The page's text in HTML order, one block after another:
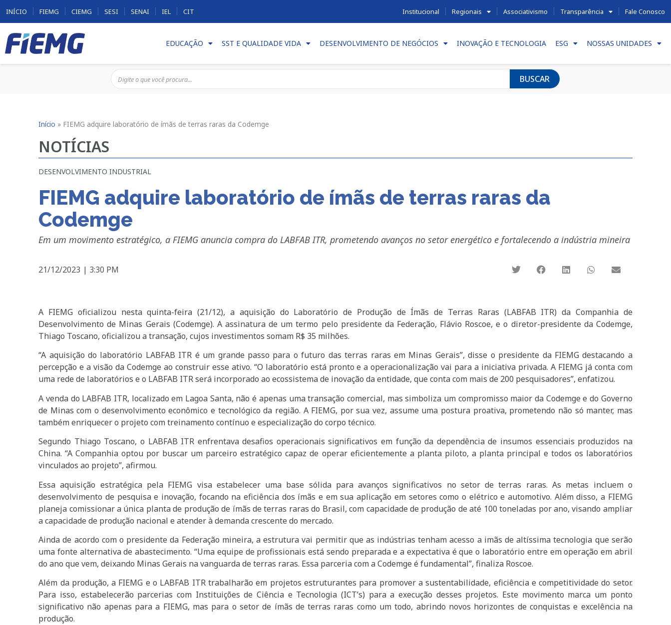
INÍCIO FIEMG CIEMG SESI SENAI IEL CIT Institucional Regionais Associativismo Transparência Fale Conosco
EDUCAÇÃO SST E QUALIDADE VIDA DESENVOLVIMENTO DE NEGÓCIOS INOVAÇÃO E TECNOLOGIA ESG NOSSAS UNIDADES
BUSCAR
Início » FIEMG adquire laboratório de ímãs de terras raras da Codemge
NOTÍCIAS
DESENVOLVIMENTO INDUSTRIAL
FIEMG adquire laboratório de ímãs de terras raras da
Codemge
Em um movimento estratégico, a FIEMG anuncia compra do LABFAB ITR, prometendo avanços no setor energético e fortalecendo a indústria mineira
21/12/2023 | 3:30 PM
A FIEMG oficializou nesta quinta-feira (21/12), a aquisição do Laboratório de Produção de Ímãs de Terras Raras (LABFAB ITR) da Companhia de
Desenvolvimento de Minas Gerais (Codemge). A assinatura de um termo pelo presidente da Federação, Flávio Roscoe, e o diretor-presidente da Codemge,
Thiago Toscano, oficializou a transação, cujos investimentos somam R$ 35 milhões.
“A aquisição do laboratório LABFAB ITR é um grande passo para o futuro das terras raras em Minas Gerais”, disse o presidente da FIEMG destacando a
percepção e a visão da Codemge ao construir esse ativo. “O laboratório está pronto e a operacionalização vai para a iniciativa privada. A FIEMG já conta com
uma rede de laboratórios e o LABFAB ITR será incorporado ao ecossistema de inovação da entidade, que conta com mais de 200 pesquisadores”, enfatizou.
A venda do LABFAB ITR, localizado em Lagoa Santa, não é apenas uma transação comercial, mas simboliza um compromisso maior da Codemge e do Governo
de Minas com o desenvolvimento econômico e tecnológico da região. A FIEMG, por sua vez, assume uma postura proativa, prometendo não só manter, mas
também enriquecer o projeto com treinamento contínuo e especialização do corpo técnico.
Segundo Thiago Toscano, o LABFAB ITR enfrentava desafios operacionais significativos em função da dependência de insumos essenciais produzidos na
China. “A Companhia optou por buscar um parceiro estratégico capaz de operar eficientemente a planta piloto, a planta principal e todos os laboratórios
vinculados ao projeto”, afirmou.
Essa aquisição estratégica pela FIEMG visa estabelecer uma base sólida para avanços significativos no setor de terras raras. As metas incluem o
desenvolvimento de pesquisa e inovação, focando na eficiência dos ímãs e em sua aplicação em setores como o elétrico e automotivo. Além disso, a FIEMG
planeja comissionar a única planta de produção de ímãs de terras raras do Brasil, com capacidade de produção de até 100 toneladas por ano, visando ampliar
a capacidade de produção nacional e atender à demanda crescente do mercado.
Ainda de acordo com o presidente da Federação mineira, a estrutura vai permitir que as indústrias tenham acesso a imãs de altíssima tecnologia que serão
uma fonte alternativa de abastecimento. “Uma equipe de profissionais está sendo preparada e a expectativa é que o laboratório entre em operação em abril
do ano que vem, deixando Minas Gerais na vanguarda de terras raras. Essa parceria com a Codemge é fundamental”, finaliza Roscoe.
Além da produção, a FIEMG e o LABFAB ITR trabalharão em projetos estruturantes para promover a sustentabilidade, eficiência e competitividade do setor.
Para isso, estabelecerão parcerias com Instituições de Ciência e Tecnologia (ICT’s) para a execução desses projetos. Este movimento marca um ponto
significativo não apenas para a FIEMG, mas para o setor de ímãs de terras raras como um todo, abrindo novos horizontes de conquistas e excelência na
produção.